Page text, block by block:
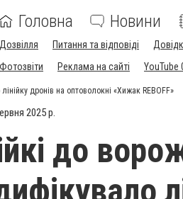
Головна Новини
Дозвілля Питання та відповіді
Фотозвіти
Реклама на сайті YouTube
дронів на оптоволокні «Хижак REBOFF»
2025 р.
до